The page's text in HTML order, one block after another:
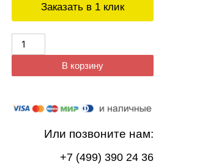
Заказать в 1 клик
В корзину
Или позвоните нам:
+7 (499) 390 24 36